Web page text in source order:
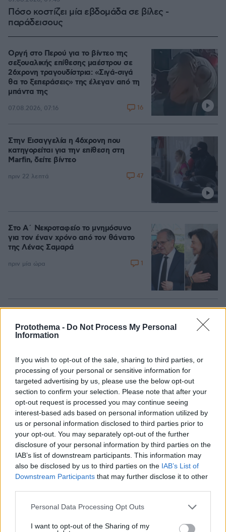
Protothema - Do Not Process My Personal
Information
If you wish to opt-out of the sale, sharing to third parties, or
processing of your personal or sensitive information for
targeted advertising by us, please use the below opt-out
section to confirm your selection. Please note that after your
opt-out request is processed you may continue seeing
interest-based ads based on personal information utilized by
us or personal information disclosed to third parties prior to
your opt-out. You may separately opt-out of the further
disclosure of your personal information by third parties on the
IAB’s list of downstream participants. This information may
also be disclosed by us to third parties on the IAB’s List of
Downstream Participants that may further disclose it to other
Please note that this website/app uses one or more Google
not limited to your visit or usage behaviour. You may click to
Personal Data Processing Opt Outs
I want to opt-out of the Sharing of my
Πόσο κοστίζει μία εβδομάδα σε βίλες -
παράδεισους
Οργή στο Περού για το βίντεο της
σεξουαλικής επίθεσης μαέστρου σε
26χρονη τραγουδίστρια: «Σιγά-σιγά
θα το ξεπεράσεις» της έλεγαν από τη
μπάντα της
07.08.2026, 07:16 16
Στην Εισαγγελία η 46χρονη που
κατηγορείται για την επίθεση στη
Marfin, δείτε βίντεο
πριν 22 λεπτά 47
Στο Α΄ Νεκροταφείο το μνημόσυνο
για τον έναν χρόνο από τον θάνατο
της Λένας Σαμαρά
πριν μία ώρα 1
μεταφορές χρημάτων που μπορεί να
κοστίσουν σε φόρο
Loaded
100.00%
Σάλος στη Λιθουανία από σαμποτάζ
σε προσπάθεια ρεκόρ powerlifting
από Βελγίδα: «Είμαι ρατσιστής και το
έκανα επίτηδες» έγραψε ο δράστης
07.08.2026, 06:51 45
Η αποκαλυπτική κατάθεση της
γνωρίσαμε τη Λίσα, γιατί υποψιάστηκα